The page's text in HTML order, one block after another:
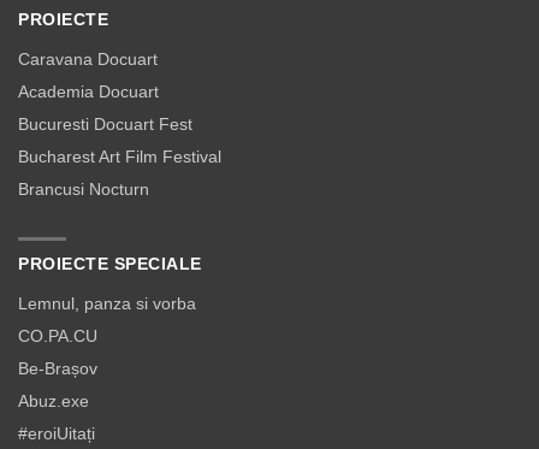
PROIECTE
Caravana Docuart
Academia Docuart
Bucuresti Docuart Fest
Bucharest Art Film Festival
Brancusi Nocturn
PROIECTE SPECIALE
Lemnul, panza si vorba
CO.PA.CU
Be-Brașov
Abuz.exe
#eroiUitați